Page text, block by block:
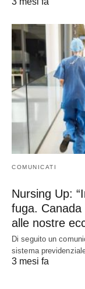
COMUNICATI
Nursing Up:
fuga.
alle nostre
Di seguito un
sistema
3 mesi fa